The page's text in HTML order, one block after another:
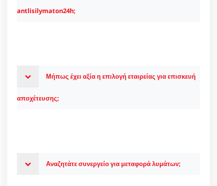
antlisilymaton24h;
Μήπως έχει αξία η επιλογή εταιρείας για επισκευή
αποχέτευσης;
Αναζητάτε συνεργείο για μεταφορά λυμάτων;